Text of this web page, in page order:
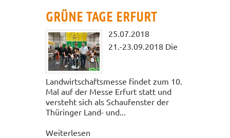
GRÜNE TAGE ERFURT
25.07.2018
21.-23.09.2018 Die
Landwirtschaftsmesse findet zum 10.
Mal auf der Messe Erfurt statt und
versteht sich als Schaufenster der
Thüringer Land- und...
Weiterlesen